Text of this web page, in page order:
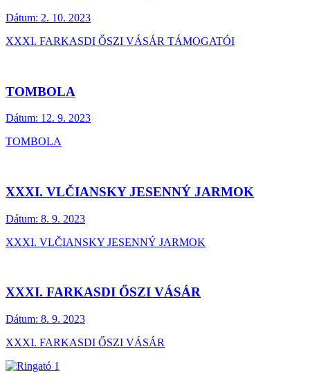
Dátum: 2. 10. 2023
XXXI. FARKASDI ŐSZI VÁSÁR TÁMOGATÓI
TOMBOLA
Dátum: 12. 9. 2023
TOMBOLA
XXXI. VLČIANSKY JESENNÝ JARMOK
Dátum: 8. 9. 2023
XXXI. VLČIANSKY JESENNÝ JARMOK
XXXI. FARKASDI ŐSZI VÁSÁR
Dátum: 8. 9. 2023
XXXI. FARKASDI ŐSZI VÁSÁR